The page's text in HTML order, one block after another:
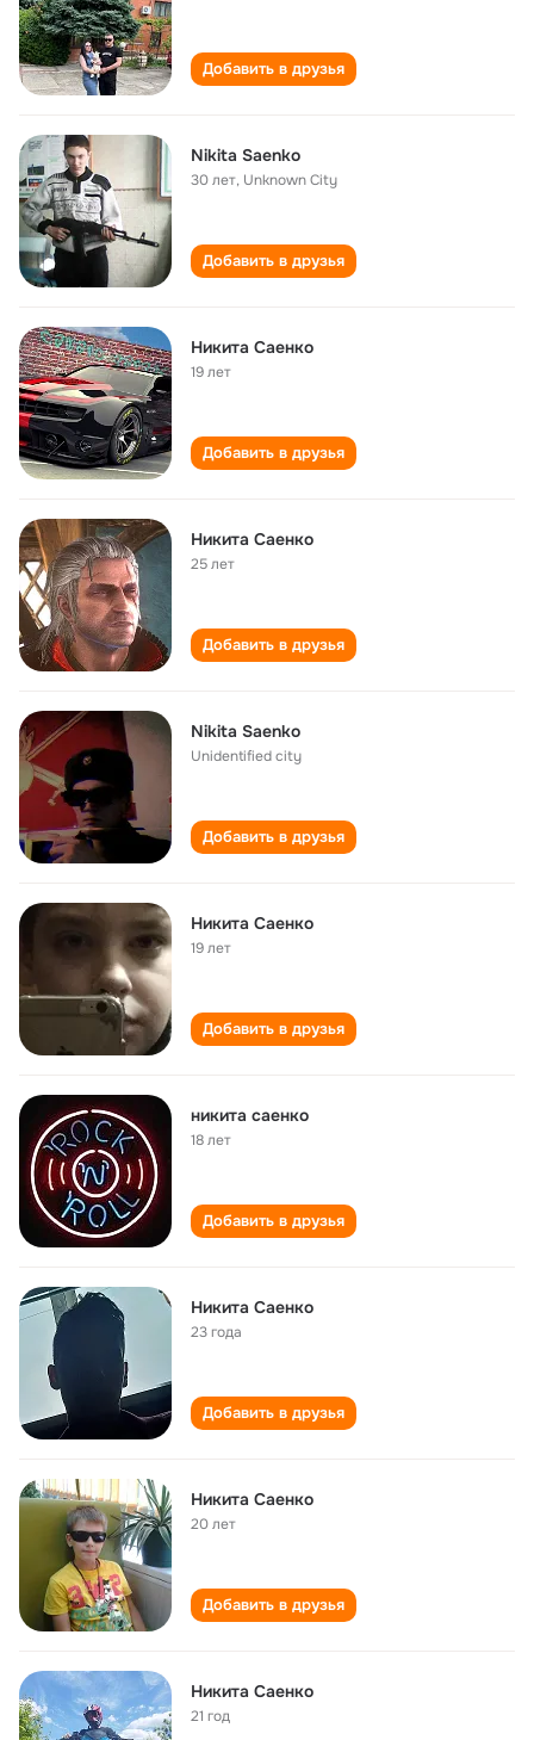
Добавить в друзья
Nikita Saenko
30 лет, Unknown City
Добавить в друзья
Никита Саенко
19 лет
Добавить в друзья
Никита Саенко
25 лет
Добавить в друзья
Nikita Saenko
Unidentified city
Добавить в друзья
Никита Саенко
19 лет
Добавить в друзья
никита саенко
18 лет
Добавить в друзья
Никита Саенко
23 года
Добавить в друзья
Никита Саенко
20 лет
Добавить в друзья
Никита Саенко
21 год